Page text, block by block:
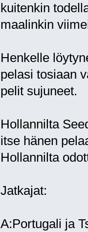
kuitenkin
maalinkin
Henkelle
pelasi tosiaan
pelit sujuneet.
Hollannilta
itse hänen
Hollannilta
Jatkajat:
A:Portugali ja